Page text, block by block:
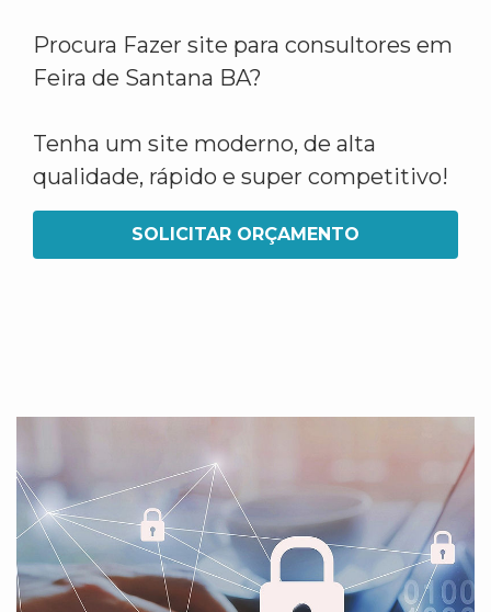
Procura Fazer site para consultores em
Feira de Santana BA?
Tenha um site moderno, de alta
qualidade, rápido e super competitivo!
SOLICITAR ORÇAMENTO